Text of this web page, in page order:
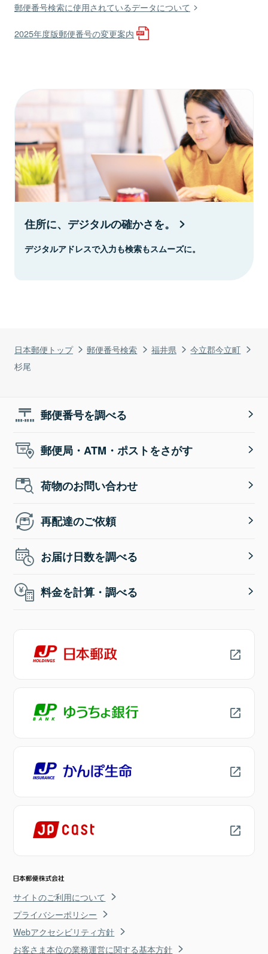
日本郵便トップ 郵便番号検索 福井県
今立郡今立町
杉尾
郵便番号検索に使用されているデータについて
2025年度版郵便番号の変更案内
住所に、デジタルの確かさを。
デジタルアドレスで入力も検索もスムーズに。
郵便番号を調べる
郵便局・ATM・ポストをさがす
荷物のお問い合わせ
再配達のご依頼
お届け日数を調べる
料金を計算・調べる
サイトのご利用について
プライバシーポリシー
Webアクセシビリティ方針
お客さま本位の業務運営に関する基本方針